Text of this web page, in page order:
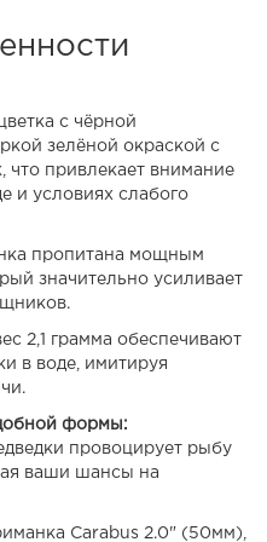
с чёрной
зелёной окраской с
что привлекает внимание
и условиях слабого
пропитана мощным
значительно усиливает
2,1 грамма обеспечивают
в воде, имитируя
формы:
провоцирует рыбу
ваши шансы на
Carabus 2.0" (50мм),